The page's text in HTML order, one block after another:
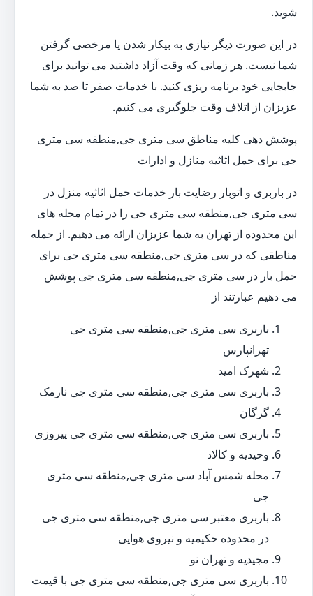
شوید.
در این صورت دیگر نیازی به بیکار شدن یا مرخصی گرفتن
شما نیست. هر زمانی که وقت آزاد داشتید می توانید برای
جابجایی خود برنامه ریزی کنید. با خدمات صفر تا صد به شما
عزیزان از اتلاف وقت جلوگیری می کنیم.
پوشش دهی کلیه مناطق سی متری جی,منطقه سی متری
جی برای حمل اثاثیه منازل و ادارات
در باربری و اتوبار رضایت بار خدمات حمل اثاثیه منزل در
سی متری جی,منطقه سی متری جی را در تمام محله های
این محدوده از تهران به شما عزیزان ارائه می دهیم. از جمله
مناطقی که در سی متری جی,منطقه سی متری جی برای
حمل بار در سی متری جی,منطقه سی متری جی پوشش
می دهیم عبارتند از
باربری سی متری جی,منطقه سی متری جی
تهرانپارس
شهرک امید
باربری سی متری جی,منطقه سی متری جی نارمک
گرگان
باربری سی متری جی,منطقه سی متری جی پیروزی
وحیدیه و کالاد
محله شمس آباد سی متری جی,منطقه سی متری
جی
باربری معتبر سی متری جی,منطقه سی متری جی
در محدوده حکیمیه و نیروی هوایی
مجیدیه و تهران نو
باربری سی متری جی,منطقه سی متری جی با قیمت